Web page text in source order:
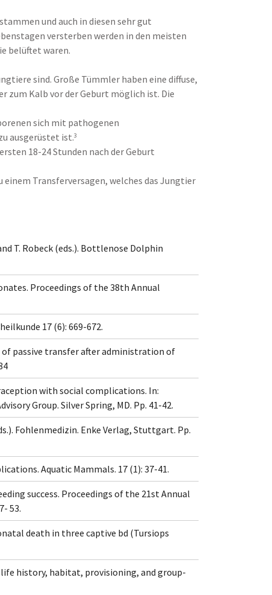
und auch in diesen sehr gut
versterben werden in den meisten
belüftet waren.
sind. Große Tümmler haben eine diffuse,
zum Kalb vor der Geburt möglich ist. Die
sich mit pathogenen
ausgerüstet ist.3
18-24 Stunden nach der Geburt
Transferversagen, welches das Jungtier
T. Robeck (eds.). Bottlenose Dolphin
Proceedings of the 38th Annual
17 (6): 669-672.
of passive transfer after administration of
with social complications. In:
Group. Silver Spring, MD. Pp. 41-42.
Fohlenmedizin. Enke Verlag, Stuttgart. Pp.
Aquatic Mammals. 17 (1): 37-41.
success. Proceedings of the 21st Annual
53.
death in three captive bd (Tursiops
life history, habitat, provisioning, and group-